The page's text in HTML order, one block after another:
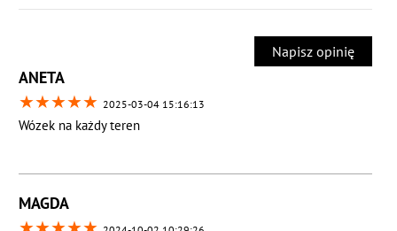
Napisz opinię
ANETA
★★★★★ 2025-03-04 15:16:13
Wózek na każdy teren
MAGDA